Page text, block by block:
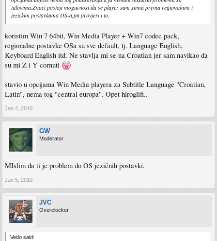
titlovima.Znaci postoji mogucnost da se player sam stima prema regionalnim i
jezickim postavkama OS-a,pa provjeri i to.
koristim Win 7 64bit, Win Media Player + Win7 codec pack,
regionalne postavke OSa su sve default, tj. Language English,
Keyboard English itd. Ne stavlja mi se na Croatian jer sam navikao da
su mi Z i Y cornuti
stavio u opcijama Win Media playera za Subtitle Language "Croatian,
Latin", nema tog "central europa". Opet hiroglifi..
Jan 4, 2010
GW
Moderator
MIslim da ti je problem do OS jezičnih postavki.
Jan 5, 2010
JVC
Overclocker
Vedo said: